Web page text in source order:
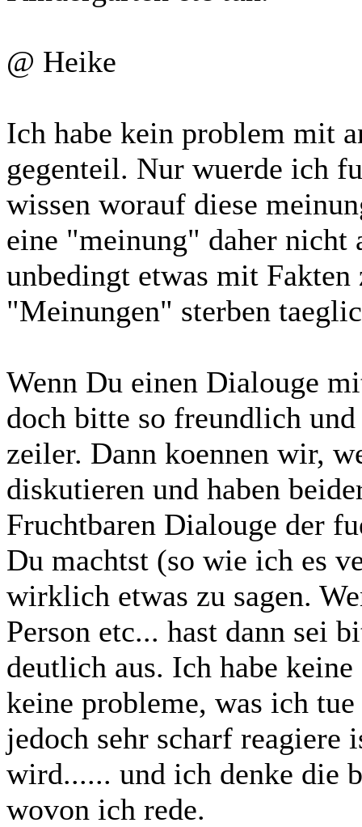
@ Heike
Ich habe kein problem mit
gegenteil. Nur wuerde ich
wissen worauf diese
eine "meinung" daher nicht
unbedingt etwas mit
"Meinungen" sterben
Wenn Du einen Dialouge
doch bitte so freundlich
zeiler. Dann koennen wir,
diskutieren und haben
Fruchtbaren Dialouge der
Du machtst (so wie ich es
wirklich etwas zu sagen.
Person etc... hast dann sei
deutlich aus. Ich habe
keine probleme, was ich
jedoch sehr scharf reagiere
wird...... und ich denke die
wovon ich rede.